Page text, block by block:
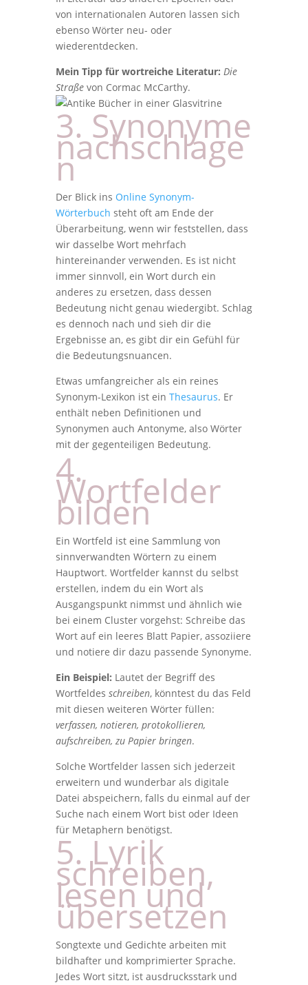
von internationalen Autoren lassen sich
ebenso Wörter neu- oder
wiederentdecken.
Mein Tipp für wortreiche Literatur: Die
Straßevon Cormac McCarthy.
3. Synonyme
nachschlage
n
Der Blick ins Online Synonym-
Wörterbuch steht oft am Ende der
Überarbeitung, wenn wir feststellen, dass
wir dasselbe Wort mehrfach
hintereinander verwenden. Es ist nicht
immer sinnvoll, ein Wort durch ein
anderes zu ersetzen, dass dessen
Bedeutung nicht genau wiedergibt. Schlag
es dennoch nach und sieh dir die
Ergebnisse an, es gibt dir ein Gefühl für
die Bedeutungsnuancen.
Etwas umfangreicher als ein reines
Synonym-Lexikon ist ein Thesaurus. Er
enthält neben Definitionen und
Synonymen auch Antonyme, also Wörter
mit der gegenteiligen Bedeutung.
4.
Wortfelder
bilden
Ein Wortfeld ist eine Sammlung von
sinnverwandten Wörtern zu einem
Hauptwort. Wortfelder kannst du selbst
erstellen, indem du ein Wort als
Ausgangspunkt nimmst und ähnlich wie
bei einem Cluster vorgehst: Schreibe das
Wort auf ein leeres Blatt Papier, assoziiere
und notiere dir dazu passende Synonyme.
Ein Beispiel: Lautet der Begriff des
Wortfeldes schreiben, könntest du das Feld
mit diesen weiteren Wörter füllen:
verfassen, notieren, protokollieren,
aufschreiben, zu Papier bringen.
Solche Wortfelder lassen sich jederzeit
erweitern und wunderbar als digitale
Datei abspeichern, falls du einmal auf der
Suche nach einem Wort bist oder Ideen
für Metaphern benötigst.
5. Lyrik
schreiben,
lesen und
übersetzen
Songtexte und Gedichte arbeiten mit
bildhafter und komprimierter Sprache.
Jedes Wort sitzt, ist ausdrucksstark und